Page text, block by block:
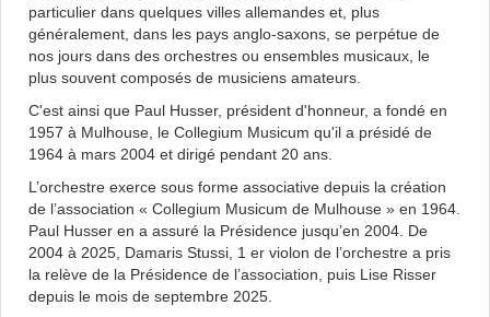
particulier dans quelques villes allemandes et, plus
généralement, dans les pays anglo-saxons, se perpétue de
nos jours dans des orchestres ou ensembles musicaux, le
plus souvent composés de musiciens amateurs.
C'est ainsi que Paul Husser, président d'honneur, a fondé en
1957 à Mulhouse, le Collegium Musicum qu'il a présidé de
1964 à mars 2004 et dirigé pendant 20 ans.
L’orchestre exerce sous forme associative depuis la création
de l’association « Collegium Musicum de Mulhouse » en 1964.
Paul Husser en a assuré la Présidence jusqu’en 2004. De
2004 à 2025, Damaris Stussi, 1 er violon de l’orchestre a pris
la relève de la Présidence de l’association, puis Lise Risser
depuis le mois de septembre 2025.